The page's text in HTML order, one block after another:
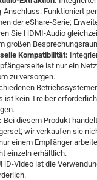
Anschluss. Funktioniert
der eShare-Serie;
Sie HDMI-Audio
großen
Kompatibilität:
ist nur ein
zu versorgen.
ist kein Treiber
Bei diesem Produkt
wir verkaufen sie
einem Empfänger
einzeln erhältlich.
Video ist die